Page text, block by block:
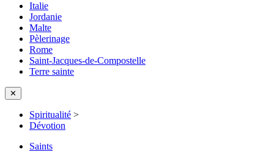
Italie
Jordanie
Malte
Pèlerinage
Rome
Saint-Jacques-de-Compostelle
Terre sainte
✕
Spiritualité >
Dévotion
Saints